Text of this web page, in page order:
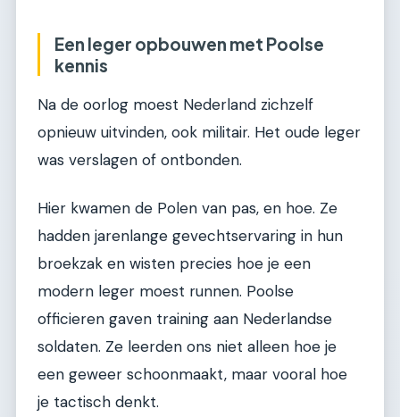
Een leger opbouwen met Poolse
kennis
Na de oorlog moest Nederland zichzelf
opnieuw uitvinden, ook militair. Het oude leger
was verslagen of ontbonden.
Hier kwamen de Polen van pas, en hoe. Ze
hadden jarenlange gevechtservaring in hun
broekzak en wisten precies hoe je een
modern leger moest runnen. Poolse
officieren gaven training aan Nederlandse
soldaten. Ze leerden ons niet alleen hoe je
een geweer schoonmaakt, maar vooral hoe
je tactisch denkt.